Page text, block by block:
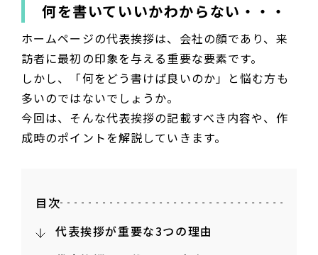
何を書いていいかわからない・・・
ホームページの代表挨拶は、会社の顔であり、来
訪者に最初の印象を与える重要な要素です。
しかし、「何をどう書けば良いのか」と悩む方も
多いのではないでしょうか。
今回は、そんな代表挨拶の記載すべき内容や、作
成時のポイントを解説していきます。
目次
代表挨拶が重要な3つの理由